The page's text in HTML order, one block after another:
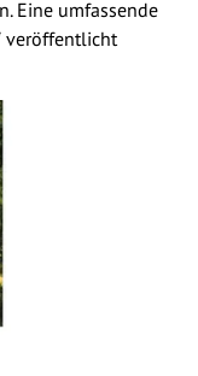
Eine umfassende
veröffentlicht